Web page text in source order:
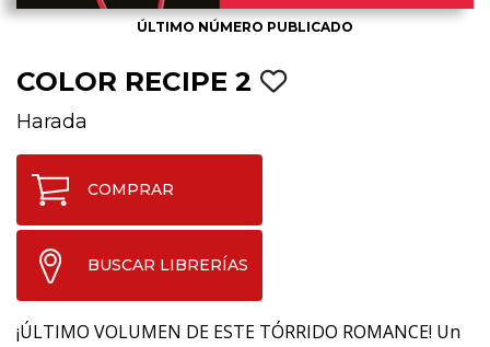
ÚLTIMO NÚMERO PUBLICADO
COLOR RECIPE 2
Harada
COMPRAR
BUSCAR LIBRERÍAS
¡ÚLTIMO VOLUMEN DE ESTE TÓRRIDO ROMANCE! Un